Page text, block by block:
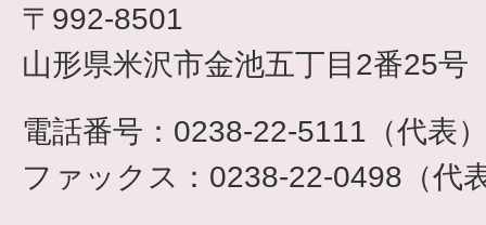
〒992-8501
山形県米沢市金池五丁目2番25号
電話番号：0238-22-5111（代表
ファックス：0238-22-0498（代